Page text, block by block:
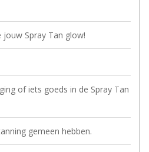
Spray Tan glow!
of iets goeds in de Spray Tan
gemeen hebben.